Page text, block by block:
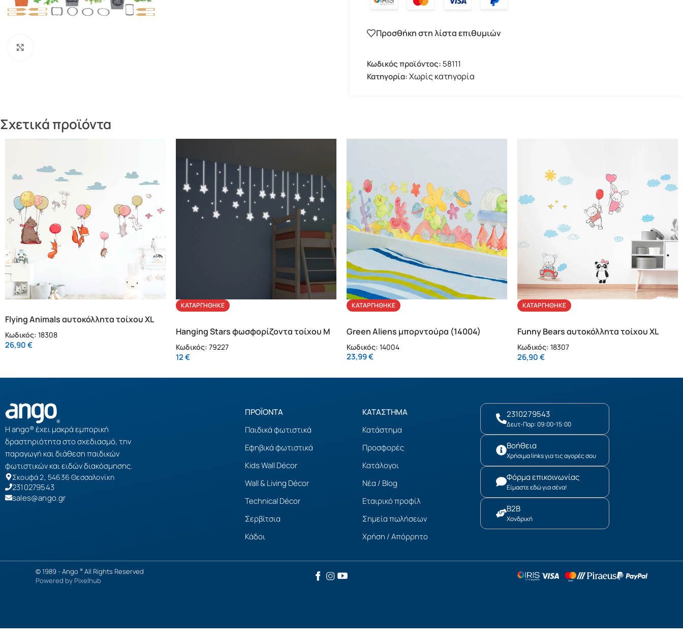
Προσθήκη στη λίστα επιθυμιών
Κωδικός προϊόντος: 58111
Κατηγορία:Χωρίς κατηγορία
Σχετικά προϊόντα
Flying Animals αυτοκόλλητα τοίχου XL
(18308)
Κωδικός: 18308
26,90€
ΚΑΤΑΡΓΉΘΗΚΕ
Hanging Stars φωσφορίζοντα τοίχου M
(79227)
Κωδικός: 79227
12€
ΚΑΤΑΡΓΉΘΗΚΕ
Green Aliens μπορντούρα (14004)
Κωδικός: 14004
23,99€
ΚΑΤΑΡΓΉΘΗΚΕ
Funny Bears αυτοκόλλητα τοίχου XL
(18307)
Κωδικός: 18307
26,90€
Η ango® έχει μακρά εμπορική
δραστηριότητα στο σχεδιασμό, την
παραγωγή και διάθεση παιδικών
φωτιστικών και ειδών διακόσμησης.
Σκουφά 2, 54636 Θεσσαλονίκη
2310279543
sales@ango.gr
ΠΡΟΪΟΝΤΑ
Παιδικά φωτιστικά
Εφηβικά φωτιστικά
Kids Wall Décor
Wall & Living Décor
Technical Décor
Σερβίτσια
Κάδοι
ΚΑΤΑΣΤΗΜΑ
Κατάστημα
Προσφορές
Κατάλογοι
Νέα / Blog
Εταιρικό προφίλ
Σημεία πωλήσεων
Χρήση / Απόρρητο
2310279543
Δευτ-Παρ: 09:00-15:00
Βοήθεια
Χρήσιμα links για τις αγορές σου
Φόρμα επικοινωνίας
Είμαστε εδώ για σένα!
B2B
Χονδρική
© 1989 -Ango ® All Rights Reserved
Powered by Pixelhub